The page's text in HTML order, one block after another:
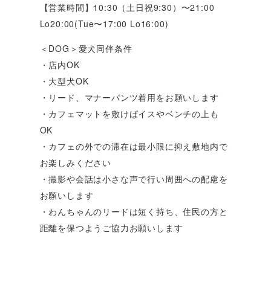
【営業時間】10:30（土日祝9:30）〜21:00
Lo20:00(Tue〜17:00 Lo16:00)
＜DOG＞愛犬同伴条件
・店内OK
・大型犬OK
・リード、マナーパンツ着用をお願いします
・カフェマットを敷けばイスやベンチの上も
OK
・カフェの外での滞在は最小限に抑え敷地内で
お楽しみください
・撮影や会話は小さな声で行い周囲への配慮を
お願いします
・わんちゃんのリードは短く持ち、住民の方と
距離を保つようご協力お願いします